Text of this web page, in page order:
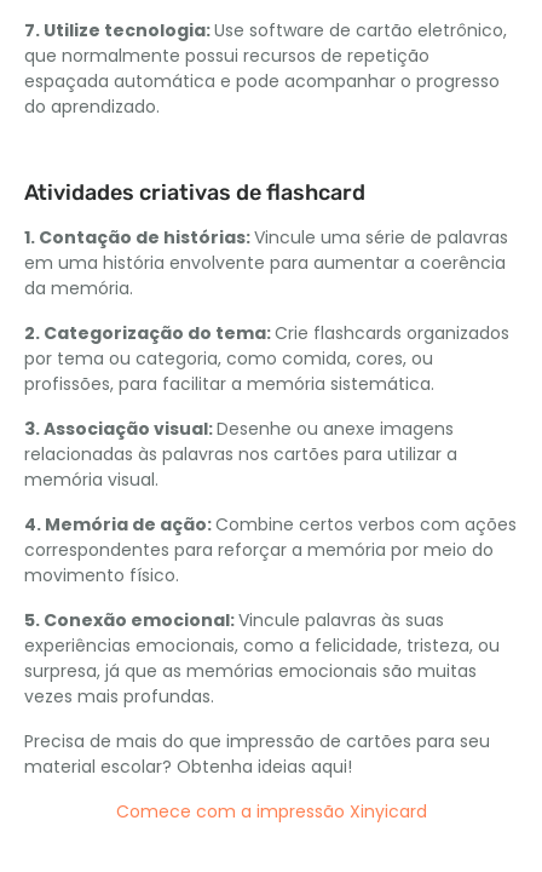
7. Utilize tecnologia:Use software de cartão eletrônico,
que normalmente possui recursos de repetição
espaçada automática e pode acompanhar o progresso
do aprendizado.
Atividades criativas de flashcard
1. Contação de histórias:Vincule uma série de palavras
em uma história envolvente para aumentar a coerência
da memória.
2. Categorização do tema:Crie flashcards organizados
por tema ou categoria, como comida, cores, ou
profissões, para facilitar a memória sistemática.
3. Associação visual:Desenhe ou anexe imagens
relacionadas às palavras nos cartões para utilizar a
memória visual.
4. Memória de ação:Combine certos verbos com ações
correspondentes para reforçar a memória por meio do
movimento físico.
5. Conexão emocional:Vincule palavras às suas
experiências emocionais, como a felicidade, tristeza, ou
surpresa, já que as memórias emocionais são muitas
vezes mais profundas.
Precisa de mais do que impressão de cartões para seu
material escolar? Obtenha ideias aqui!
Comece com a impressão Xinyicard